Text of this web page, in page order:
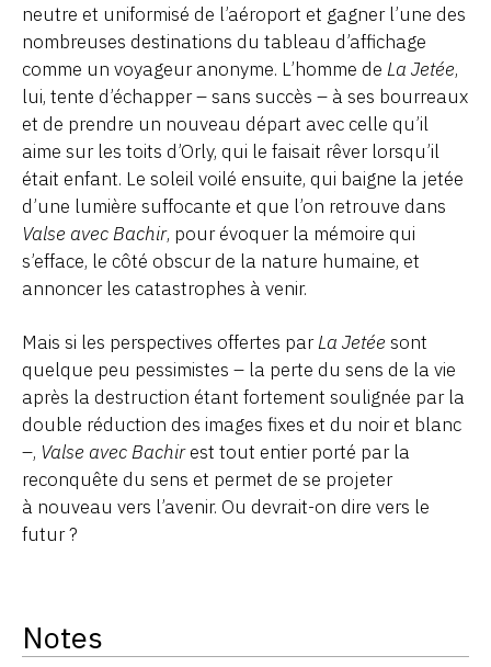
neutre et uniformisé de l’aéroport et gagner l’une des
nombreuses destinations du tableau d’affichage
comme un voyageur anonyme. L’homme de La Jetée,
lui, tente d’échapper – sans succès – à ses bourreaux
et de prendre un nouveau départ avec celle qu’il
aime sur les toits d’Orly, qui le faisait rêver lorsqu’il
était enfant. Le soleil voilé ensuite, qui baigne la jetée
d’une lumière suffocante et que l’on retrouve dans
Valse avec Bachir, pour évoquer la mémoire qui
s’efface, le côté obscur de la nature humaine, et
annoncer les catastrophes à venir.
Mais si les perspectives offertes parLa Jetée sont
quelque peu pessimistes – la perte du sens de la vie
après la destruction étant fortement soulignée par la
double réduction des images fixes et du noir et blanc
–, Valse avec Bachirest tout entier porté par la
reconquête du sens et permet de se projeter
à nouveau vers l’avenir. Ou devrait-on dire vers le
futur ?
Notes